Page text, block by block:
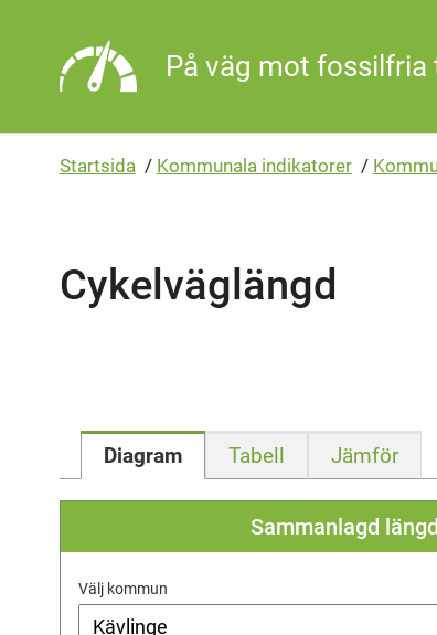
På väg mot
Startsida / Kommunala indikatorer /
Cykelväglängd
Diagram Tabell Jämför
Sammanlagd
Välj kommun